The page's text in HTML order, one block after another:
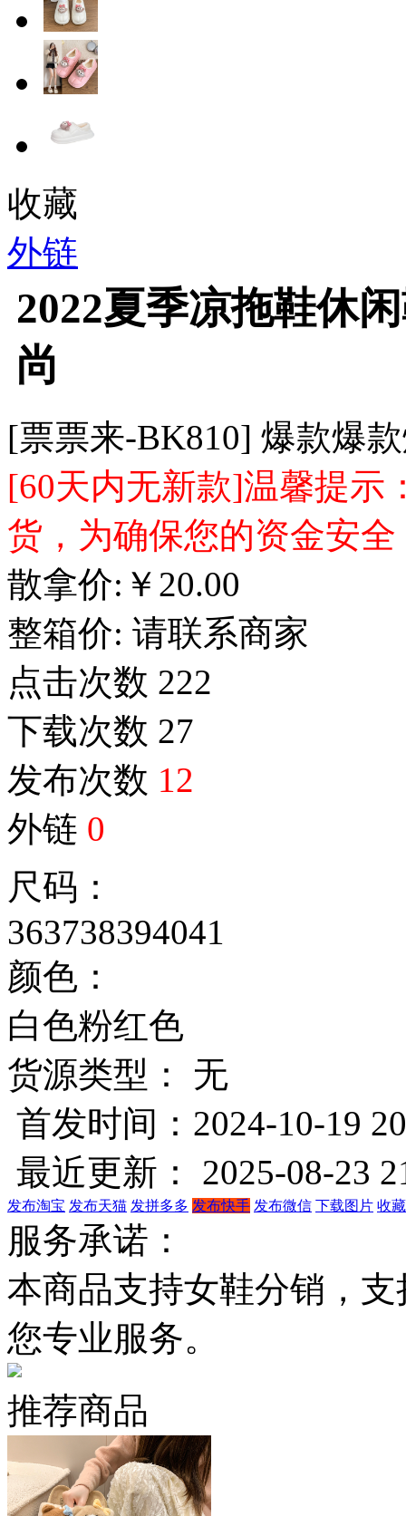
收藏
外链
2022夏季凉拖鞋休
尚
[票票来-BK810] 爆款爆
[60天内无新款]温馨提示
货，为确保您的资金安
散拿价: ￥ 20.00
整箱价: 请联系商家
点击次数 222
下载次数 27
发布次数 12
外链 0
尺码：
363738394041
颜色：
白色粉红色
货源类型： 无
首发时间：2024-10-19
最近更新： 2025-08-23
发布淘宝 发布天猫 发拼多多 发布快手 发布微信 下载图片 收
服务承诺：
本商品支持女鞋分销，
您专业服务。
推荐商品